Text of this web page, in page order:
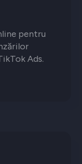
pentru
Ads.